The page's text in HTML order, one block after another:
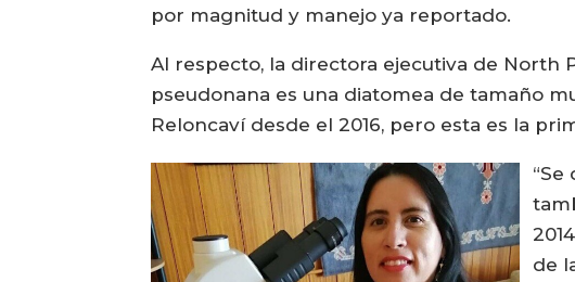
por magnitud y manejo ya reportado.
Al respecto, la directora ejecutiva de North
pseudonana es una diatomea de tamaño
Reloncaví desde el 2016, pero esta es la
de